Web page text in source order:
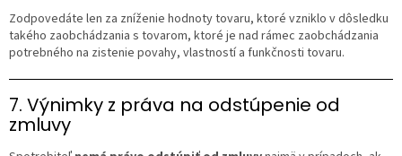
Zodpovedáte len za zníženie hodnoty tovaru, ktoré vzniklo v dôsledku
takého zaobchádzania s tovarom, ktoré je nad rámec zaobchádzania
potrebného na zistenie povahy, vlastností a funkčnosti tovaru.
7. Výnimky z práva na odstúpenie od
zmluvy